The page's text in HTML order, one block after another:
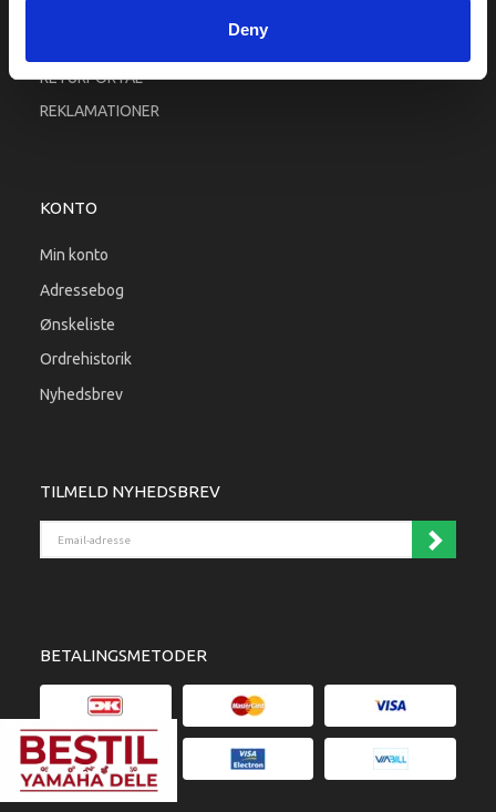
Deny
RETURPORTAL
REKLAMATIONER
KONTO
Min konto
Adressebog
Ønskeliste
Ordrehistorik
Nyhedsbrev
TILMELD NYHEDSBREV
BETALINGSMETODER